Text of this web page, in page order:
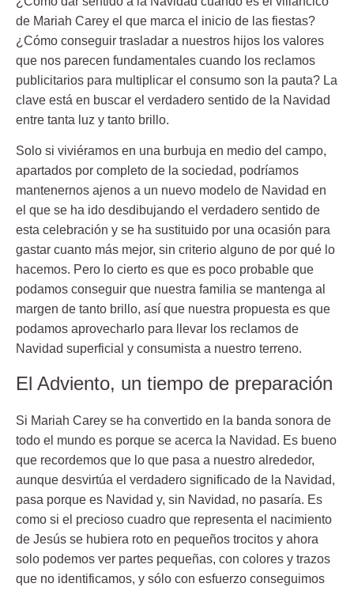
de Mariah Carey el que marca el inicio de las fiestas?
¿Cómo conseguir trasladar a nuestros hijos los valores
que nos parecen fundamentales cuando los reclamos
publicitarios para multiplicar el consumo son la pauta? La
clave está en buscar el verdadero sentido de la Navidad
entre tanta luz y tanto brillo.
Solo si viviéramos en una burbuja en medio del campo,
apartados por completo de la sociedad, podríamos
mantenernos ajenos a un nuevo modelo de Navidad en
el que se ha ido desdibujando el verdadero sentido de
esta celebración y se ha sustituido por una ocasión para
gastar cuanto más mejor, sin criterio alguno de por qué lo
hacemos. Pero lo cierto es que es poco probable que
podamos conseguir que nuestra familia se mantenga al
margen de tanto brillo, así que nuestra propuesta es que
podamos aprovecharlo para llevar los reclamos de
Navidad superficial y consumista a nuestro terreno.
El Adviento, un tiempo de preparación
Si Mariah Carey se ha convertido en la banda sonora de
todo el mundo es porque se acerca la Navidad. Es bueno
que recordemos que lo que pasa a nuestro alrededor,
aunque desvirtúa el verdadero significado de la Navidad,
pasa porque es Navidad y, sin Navidad, no pasaría. Es
como si el precioso cuadro que representa el nacimiento
de Jesús se hubiera roto en pequeños trocitos y ahora
solo podemos ver partes pequeñas, con colores y trazos
que no identificamos, y sólo con esfuerzo conseguimos